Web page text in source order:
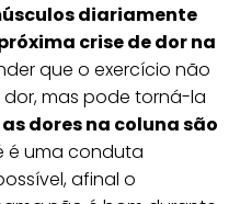
diariamente
crise de dor na
que o exercício não
mas pode torná-la
dores na coluna são
é uma conduta
afinal o